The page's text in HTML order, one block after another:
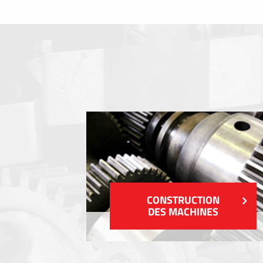
CONSTRUCTION
DES MACHINES